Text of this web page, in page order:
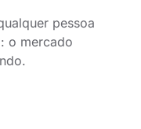
pessoa
o mercado